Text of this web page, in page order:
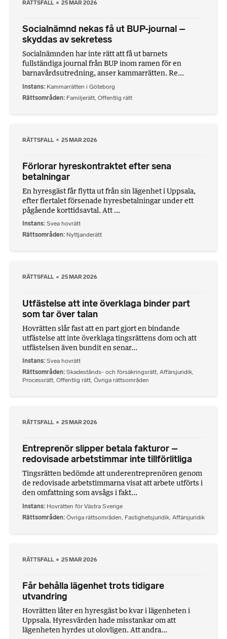
RÄTTSFALL 25 MAR 2026
Socialnämnd nekas få ut BUP-journal –
skyddas av sekretess
Socialnämnden har inte rätt att få ut barnets
fullständiga journal från BUP inom ramen för en
barnavårdsutredning, anser kammarrätten. Re...
Instans Kammarrätten i Göteborg
Rättsområden Familjerätt Offentlig rätt
RÄTTSFALL 25 MAR 2026
Förlorar hyreskontraktet efter sena
betalningar
En hyresgäst får flytta ut från sin lägenhet i Uppsala,
efter flertalet försenade hyresbetalningar under ett
pågående korttidsavtal. Att ...
Instans Svea hovrätt
Rättsområden Nyttjanderätt
RÄTTSFALL 25 MAR 2026
Utfästelse att inte överklaga binder part
som tar över talan
Hovrätten slår fast att en part gjort en bindande
utfästelse att inte överklaga tingsrättens dom och att
utfästelsen även bundit en senar...
Instans Svea hovrätt
Rättsområden Skadestånds- och försäkringsrätt, Affärsjuridik,
Processrätt, Offentlig rätt, Övriga rättsområden
RÄTTSFALL 25 MAR 2026
Entreprenör slipper betala fakturor –
redovisade arbetstimmar inte tillförlitliga
Tingsrätten bedömde att underentreprenören genom
de redovisade arbetstimmarna visat att arbete utförts i
den omfattning som avsågs i fakt...
Instans Hovrätten för Västra Sverige
Rättsområden Övriga rättsområden, Fastighetsjuridik, Affärsjuridik
RÄTTSFALL 25 MAR 2026
Får behålla lägenhet trots tidigare
utvandring
Hovrätten låter en hyresgäst bo kvar i lägenheten i
Uppsala. Hyresvärden hade misstankar om att
lägenheten hyrdes ut olovligen. Att andra...